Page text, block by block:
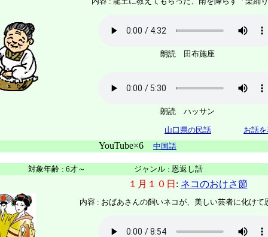
朗読 田布施座
朗読 ハッサン
山口県の民話 お話
YouTube×6 中国語
対象年齢 : 6才～ ジャンル : 恩返し話
１月１０日 : ネコのおけさ節
内容 : おばあさんの飼いネコが、美しい芸者に化けて